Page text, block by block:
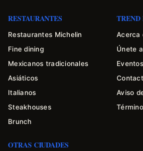
RESTAURANTES
Restaurantes Michelin
Fine dining
Mexicanos tradicionales
Asiáticos
Italianos
Steakhouses
Brunch
Acerca
Únete
Aviso
OTRAS CIUDADES